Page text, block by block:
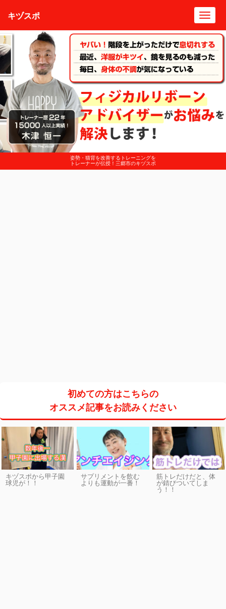
姿勢・猫背を改善するトレーニングを
トレーナーが伝授！三郷市のキヅスポ
キヅスポ
初めての方はこちらの
オススメ記事をお読みください
キヅスポから甲子園
球児が！！
サプリメントを飲む
よりも運動が一番！
筋トレだけだと、体
が錆びついてしま
う！！